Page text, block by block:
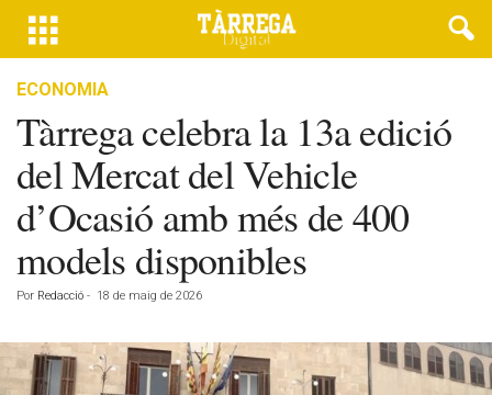
ECONOMIA
Tàrrega celebra la 13a edició
del Mercat del Vehicle
d’Ocasió amb més de 400
models disponibles
Por Redacció - 18 de maig de 2026